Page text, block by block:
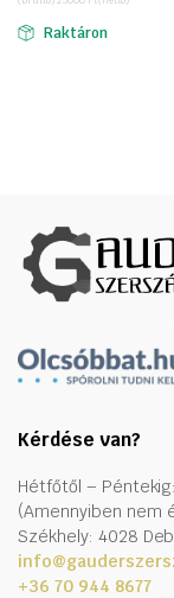
was:
36830 Ft.
is:
31750 Ft.
Raktáron
Kérdése van?
Hétfőtől –
(Amennyiben nem
Székhely: 4028
+36 70 944 8677